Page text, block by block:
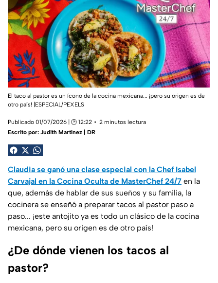
El taco al pastor es un ícono de la cocina mexicana... ¡pero su origen es de
otro país! |ESPECIAL/PEXELS
Publicado 01/07/2026 | 🕑 12:22
2 minutos lectura
Escrito por: Judith Martínez | DR
Claudia se ganó una clase especial con la Chef Isabel
Carvajal en la Cocina Oculta de MasterChef 24/7 en la
que, además de hablar de sus sueños y su familia, la
cocinera se enseñó a preparar tacos al pastor paso a
paso... ¡este antojito ya es todo un clásico de la cocina
mexicana, pero su origen es de otro país!
¿De dónde vienen los tacos al
pastor?